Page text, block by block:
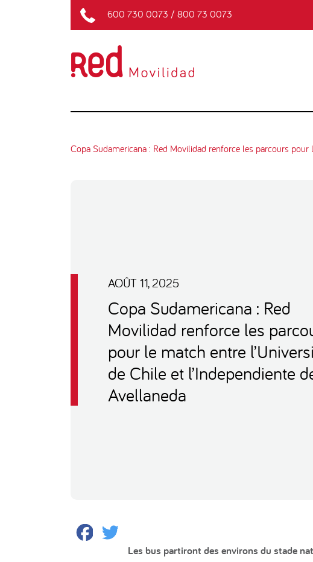
600 730 0073 / 800 73 0073
Copa Sudamericana : Red Movilidad renforce les parcours pour
AOÛT 11, 2025
Copa Sudamericana : Red
Movilidad renforce les
pour le match entre
de Chile et l’Independiente
Avellaneda
Facebook
Les bus partiront des environs du stade